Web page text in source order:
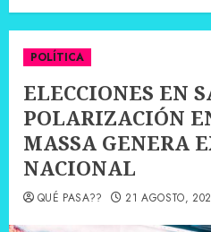
POLÍTICA
ELECCIONES EN
POLARIZACIÓN
MASSA GENERA
NACIONAL
QUÉ PASA?? 21 AGOSTO,